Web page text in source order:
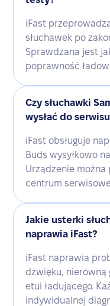
iFast
słuchawek po
Sprawdzana jest
poprawność
Czy słuchawki
wysłać do
iFast obsługuje
Buds wysyłkowo
Urządzenie można
centrum
Jakie usterki
naprawia iFast?
iFast naprawia
dźwięku, nierówną
etui ładującego.
indywidualnej